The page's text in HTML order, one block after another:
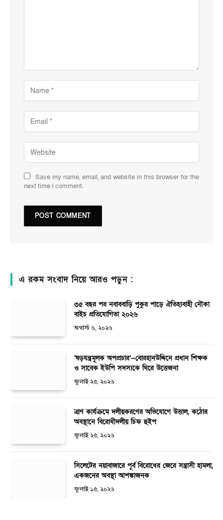
Save my name, email, and website in this browser for the
next time I comment.
এ রকম সংবাদ নিয়ে আরও পড়ুন :
৩৫ বছর পর নবাববাড়ি পুকুর পাড়ে ঐতিহ্যবাহী নৌকা
বাইচ প্রতিযোগিতা ২০২৬
অগাস্ট ৬, ২০২৬
‘ষড়যন্ত্রমূলক অপপ্রচার’—বোরহানউদ্দিনে প্রধান শিক্ষক
ও সাবেক ইউপি সদস্যকে ঘিরে উত্তেজনা
জুলাই ২৫, ২০২৬
ত্রাণ কার্যক্রমে দলীয়করণের অভিযোগে উত্তাল, কঠোর
অবস্থানে বিরোধীদলীয় চিফ হুইপ
জুলাই ২৫, ২০২৬
সিলেটের নয়াবাজারে পূর্ব বিরোধের জেরে সন্ত্রাসী হামলা,
একজনের অবস্থা আশঙ্কাজনক
জুলাই ১৫, ২০২৬